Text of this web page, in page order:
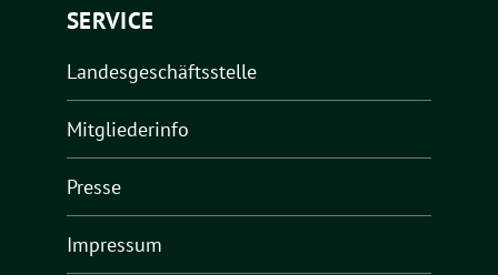
SERVICE
Landesgeschäftsstelle
Mitgliederinfo
Presse
Impressum